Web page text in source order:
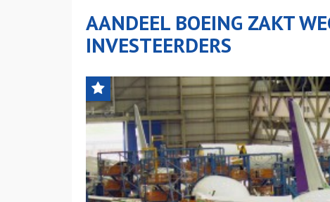
AANDEEL BOEING ZAKT
INVESTEERDERS